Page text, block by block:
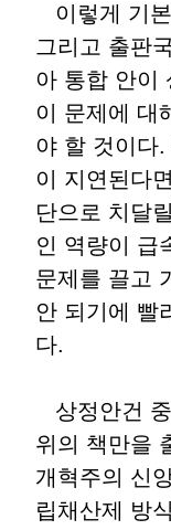
이렇게 기
그리고 출판
아 통합 안이
이 문제에 대
야 할 것이다
이 지연된다
단으로 치달
인 역량이 급
문제를 끌고
안 되기에 빨
다.
상정안건
위의 책만을
개혁주의 신
립채산제 방